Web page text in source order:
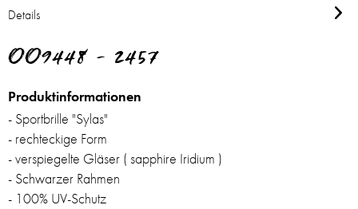
Details
OO9448 - 2457
Produktinformationen
- Sportbrille "Sylas"
- rechteckige Form
- verspiegelte Gläser ( sapphire Iridium )
- Schwarzer Rahmen
- 100% UV-Schutz